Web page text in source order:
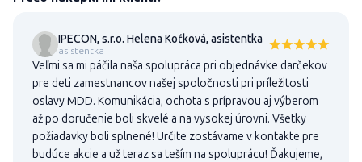
IPECON, s.r.o. Helena Koťková, asistentka
asistentka
Veľmi sa mi páčila naša spolupráca pri objednávke darčekov
pre deti zamestnancov našej spoločnosti pri príležitosti
oslavy MDD. Komunikácia, ochota s prípravou aj výberom
až po doručenie boli skvelé a na vysokej úrovni. Všetky
požiadavky boli splnené! Určite zostávame v kontakte pre
budúce akcie a už teraz sa teším na spoluprácu! Ďakujeme,